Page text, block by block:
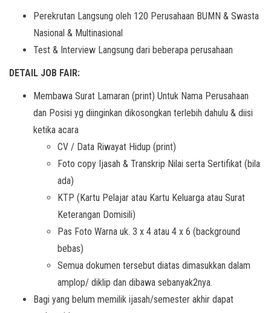
Perekrutan Langsung oleh 120 Perusahaan BUMN & Swasta
Nasional & Multinasional
Test & Interview Langsung dari beberapa perusahaan
DETAIL JOB FAIR:
Membawa Surat Lamaran (print) Untuk Nama Perusahaan
dan Posisi yg diinginkan dikosongkan terlebih dahulu & diisi
ketika acara
CV / Data Riwayat Hidup (print)
Foto copy Ijasah & Transkrip Nilai serta Sertifikat (bila
ada)
KTP (Kartu Pelajar atau Kartu Keluarga atau Surat
Keterangan Domisili)
Pas Foto Warna uk. 3 x 4 atau 4 x 6 (background
bebas)
Semua dokumen tersebut diatas dimasukkan dalam
amplop/ diklip dan dibawa sebanyak2nya.
Bagi yang belum memilik ijasah/semester akhir dapat